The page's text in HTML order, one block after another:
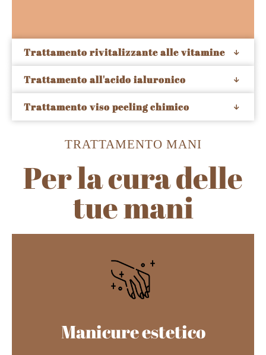
Trattamento rivitalizzante alle vitamine
Trattamento all'acido ialuronico
Trattamento viso peeling chimico
TRATTAMENTO MANI
Per la cura delle
tue mani
Manicure estetico